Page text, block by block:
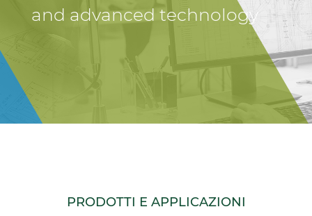
and advanced technology
PRODOTTI E APPLICAZIONI